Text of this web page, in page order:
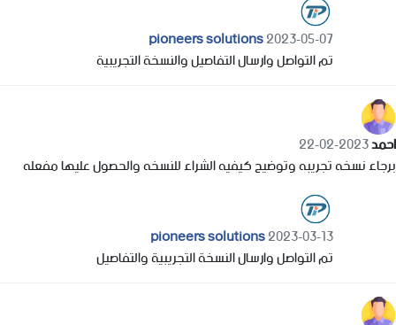
pioneers solutions2023-05-07
تم التواصل وارسال التفاصيل والنسخة التجريبية
احمد2023-02-22
برجاء نسخه تجريبه وتوضيح كيفيه الشراء للنسخه والحصول عليها مفعله
pioneers solutions2023-03-13
تم التواصل وارسال النسخة التجريبية والتفاصيل